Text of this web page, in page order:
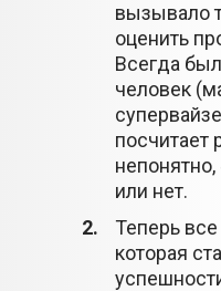
вызывало
оценить
Всегда
человек
посчитает
непонятно,
или нет.
Теперь
которая
2.